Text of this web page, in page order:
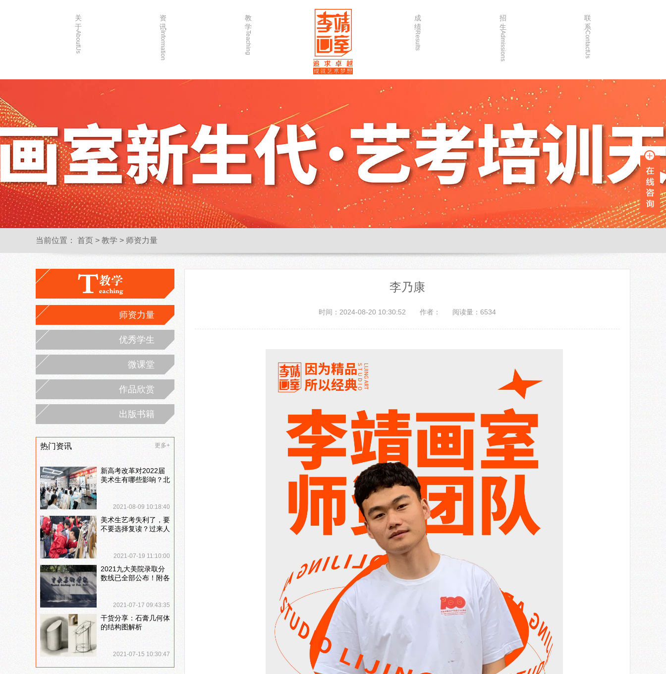
关
于
AboutUs
创始人介绍
资
讯
Information
教
学
Teaching
微课堂
作品欣赏
出版书籍
成
绩
Results
2020年
招
生
Admissions
院校简章
家长沟通
入学指南
联
系
ContactUs
当前位置： 首页 > 教学 > 师资力量
师资力量
优秀学生
微课堂
作品欣赏
出版书籍
热门资讯 更多+
新高考改革对2022届
美术生有哪些影响？北
2021-08-09 10:18:40
美术生艺考失利了，要
不要选择复读？过来人
2021-07-19 11:10:00
2021九大美院录取分
数线已全部公布！附各
2021-07-17 09:43:35
干货分享：石膏几何体
的结构图解析
2021-07-15 10:30:47
李乃康
时间：2024-08-20 10:30:52 作者： 阅读量：6534